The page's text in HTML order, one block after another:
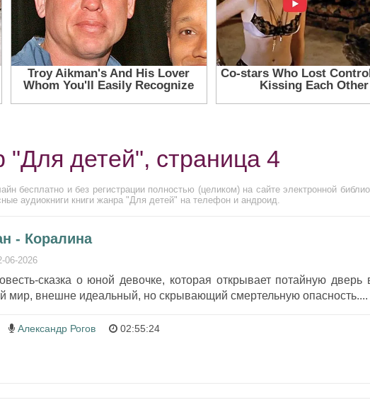
"Для детей", страница 4
бесплатно и без регистрации полностью (целиком) на сайте электронной
аудиокниги книги жанра "Для детей" на телефон и андроид.
- Коралина
06-2026
сказка о юной девочке, которая открывает потайную дверь
мир, внешне идеальный, но скрывающий смертельную опасность....
Александр Рогов 02:55:24